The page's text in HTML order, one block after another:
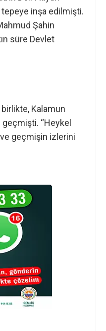
inşa edilmişti.
Şahin
süre Devlet
birlikte, Kalamun
“Heykel
geçmişin izlerini